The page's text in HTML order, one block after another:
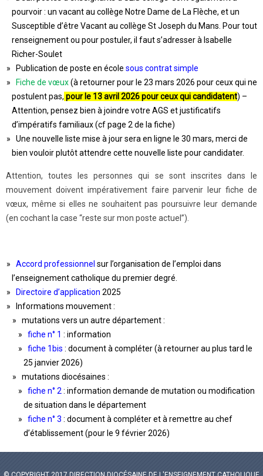
pourvoir : un vacant au collège Notre Dame de La Flèche, et un
Susceptible d’être Vacant au collège St Joseph du Mans. Pour tout
renseignement ou pour postuler, il faut s’adresser à Isabelle
Richer-Soulet
Publication de poste en école sous contrat simple
Fiche de vœux(à retourner pour le 23 mars 2026 pour ceux qui ne
postulent pas, pour le 13 avril 2026 pour ceux qui candidatent) –
Attention, pensez bien à joindre votre AGS et justificatifs
d’impératifs familiaux (cf page 2 de la fiche)
Une nouvelle liste mise à jour sera en ligne le 30 mars, merci de
bien vouloir plutôt attendre cette nouvelle liste pour candidater.
Attention, toutes les personnes qui se sont inscrites dans le
mouvement doivent impérativement faire parvenir leur fiche de
vœux, même si elles ne souhaitent pas poursuivre leur demande
(en cochant la case “reste sur mon poste actuel”).
Accord professionnel sur l’organisation de l’emploi dans
l’enseignement catholique du premier degré.
Directoire d’application 2025
Informations mouvement :
mutations vers un autre département :
fiche n° 1 : information
fiche 1bis : document à compléter (à retourner au plus tard le
25 janvier 2026)
mutations diocésaines :
fiche n° 2 : information demande de mutation ou modification
de situation dans le département
fiche n° 3 : document à compléter et à remettre au chef
d’établissement (pour le 9 février 2026)